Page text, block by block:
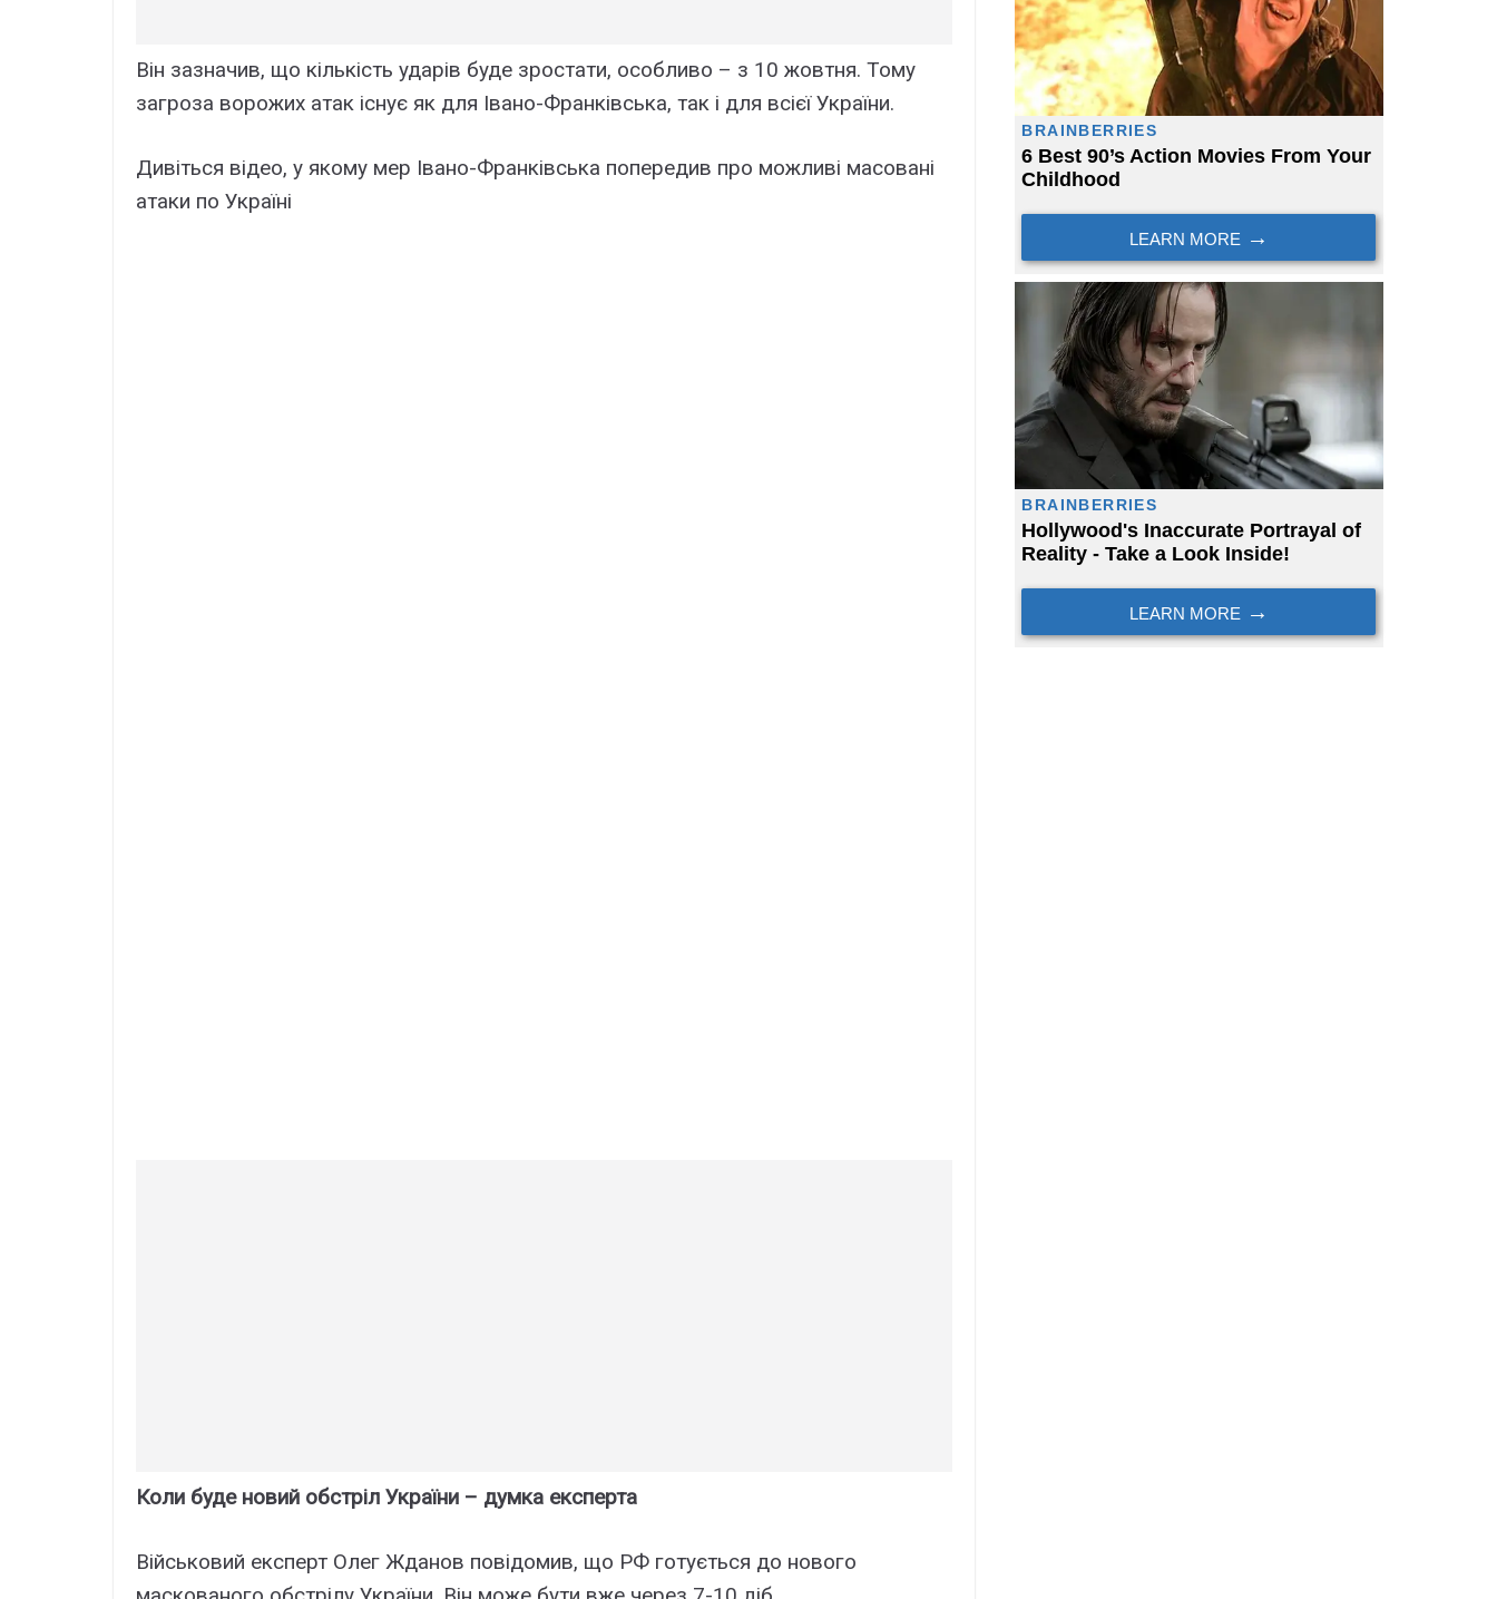
Він зазначив, що кількість ударів буде зростати, особливо – з 10 жовтня. Тому
загроза ворожих атак існує як для Івано-Франківська, так і для всієї України.
Дивіться відео, у якому мер Івано-Франківська попередив про можливі масовані
атаки по Україні
Коли буде новий обстріл України – думка експерта
Військовий експерт Олег Жданов повідомив, що РФ готується до нового